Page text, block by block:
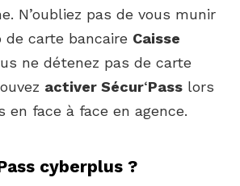
N’oubliez pas de vous munir
carte bancaire Caisse
ne détenez pas de carte
activer Sécur‘Pass lors
en face à face en agence.
cyberplus ?